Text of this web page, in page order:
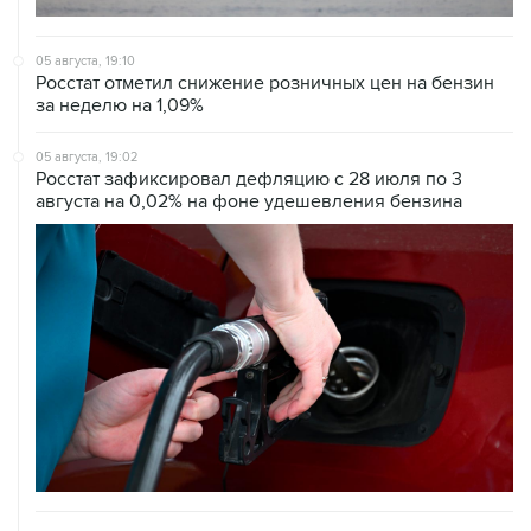
05 августа, 19:10
Росстат отметил снижение розничных цен на бензин
за неделю на 1,09%
05 августа, 19:02
Росстат зафиксировал дефляцию с 28 июля по 3
августа на 0,02% на фоне удешевления бензина